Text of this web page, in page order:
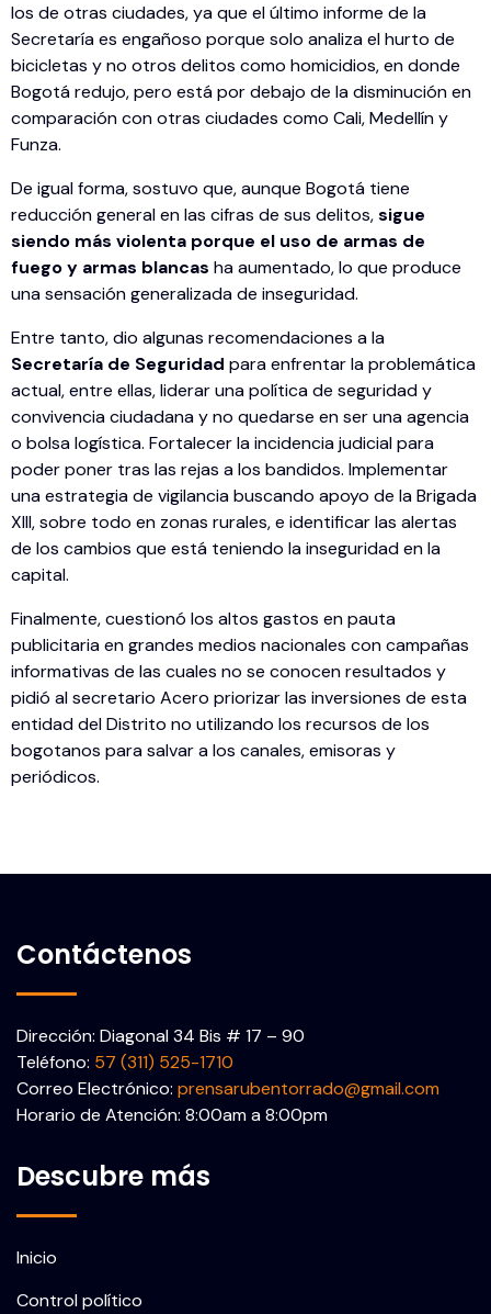
los de otras ciudades, ya que el último informe de la
Secretaría es engañoso porque solo analiza el hurto de
bicicletas y no otros delitos como homicidios, en donde
Bogotá redujo, pero está por debajo de la disminución en
comparación con otras ciudades como Cali, Medellín y
Funza.
De igual forma, sostuvo que, aunque Bogotá tiene
reducción general en las cifras de sus delitos,sigue
siendo más violenta porque el uso de armas de
fuego y armas blancas ha aumentado, lo que produce
una sensación generalizada de inseguridad.
Entre tanto, dio algunas recomendaciones a la
Secretaría de Seguridad para enfrentar la problemática
actual, entre ellas, liderar una política de seguridad y
convivencia ciudadana y no quedarse en ser una agencia
o bolsa logística. Fortalecer la incidencia judicial para
poder poner tras las rejas a los bandidos. Implementar
una estrategia de vigilancia buscando apoyo de la Brigada
XIII, sobre todo en zonas rurales, e identificar las alertas
de los cambios que está teniendo la inseguridad en la
capital.
Finalmente, cuestionó los altos gastos en pauta
publicitaria en grandes medios nacionales con campañas
informativas de las cuales no se conocen resultados y
pidió al secretario Acero priorizar las inversiones de esta
entidad del Distrito no utilizando los recursos de los
bogotanos para salvar a los canales, emisoras y
periódicos.
Contáctenos
Dirección: Diagonal 34 Bis # 17 – 90
Teléfono: 57 (311) 525-1710
Correo Electrónico: prensarubentorrado@gmail.com
Horario de Atención: 8:00am a 8:00pm
Descubre más
Inicio
Control político